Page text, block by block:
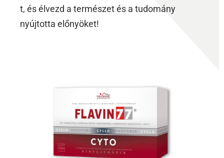
t, és élvezd a természet és a tudomány
nyújtotta előnyöket!